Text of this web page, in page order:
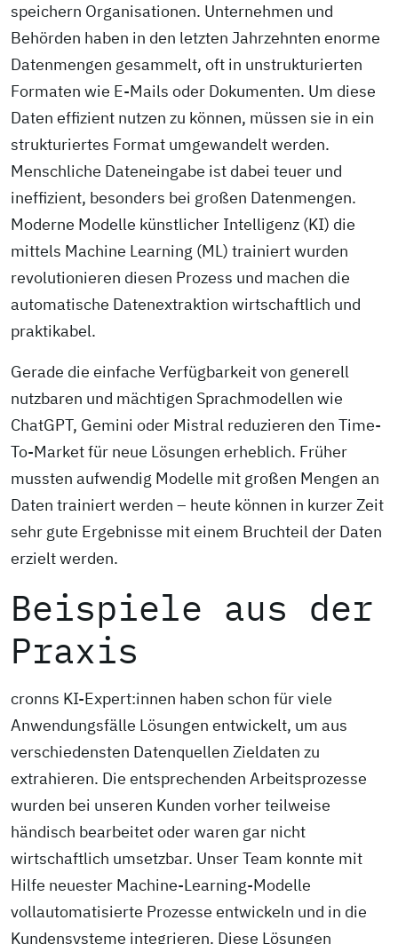
speichern Organisationen. Unternehmen und
Behörden haben in den letzten Jahrzehnten enorme
Datenmengen gesammelt, oft in unstrukturierten
Formaten wie E-Mails oder Dokumenten. Um diese
Daten effizient nutzen zu können, müssen sie in ein
strukturiertes Format umgewandelt werden.
Menschliche Dateneingabe ist dabei teuer und
ineffizient, besonders bei großen Datenmengen.
Moderne Modelle künstlicher Intelligenz (KI) die
mittels Machine Learning (ML) trainiert wurden
revolutionieren diesen Prozess und machen die
automatische Datenextraktion wirtschaftlich und
praktikabel.
Gerade die einfache Verfügbarkeit von generell
nutzbaren und mächtigen Sprachmodellen wie
ChatGPT, Gemini oder Mistral reduzieren den Time-
To-Market für neue Lösungen erheblich. Früher
mussten aufwendig Modelle mit großen Mengen an
Daten trainiert werden – heute können in kurzer Zeit
sehr gute Ergebnisse mit einem Bruchteil der Daten
erzielt werden.
Beispiele aus der
Praxis
cronns KI-Expert:innen haben schon für viele
Anwendungsfälle Lösungen entwickelt, um aus
verschiedensten Datenquellen Zieldaten zu
extrahieren. Die entsprechenden Arbeitsprozesse
wurden bei unseren Kunden vorher teilweise
händisch bearbeitet oder waren gar nicht
wirtschaftlich umsetzbar. Unser Team konnte mit
Hilfe neuester Machine-Learning-Modelle
vollautomatisierte Prozesse entwickeln und in die
Kundensysteme integrieren. Diese Lösungen